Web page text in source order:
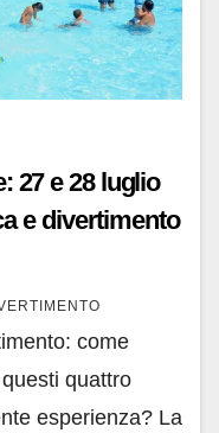
27 e 28 luglio
e divertimento
come
quattro
esperienza? La